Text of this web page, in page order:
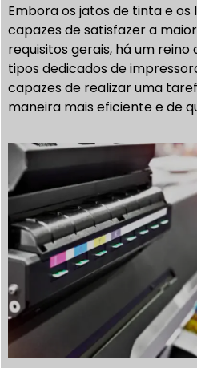
Embora os jatos de tinta e os
capazes de satisfazer a
requisitos gerais, há um reino
tipos dedicados de
capazes de realizar uma
maneira mais eficiente e de